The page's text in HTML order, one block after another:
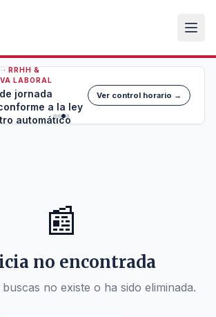
· RRHH &
LABORAL
jornada
a la ley
automático
Ver control horario →
📰
no encontrada
no existe o ha sido eliminada.